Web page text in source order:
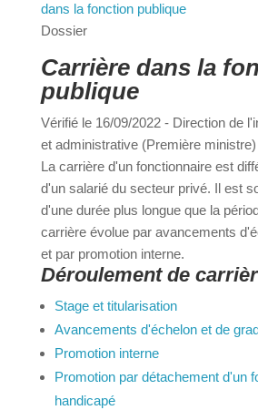
dans la fonction publique
Dossier
Carrière dans la
publique
Vérifié le 16/09/2022 - Direction
légale et administrative (Première
La carrière d'un fonctionnaire est
d'un salarié du secteur privé. Il est
stage d'une durée plus longue
d'essai. Sa carrière évolue par
d'échelon et de grade et par
Déroulement de
Stage et titularisation
Avancements d'échelon et de
Promotion interne
Promotion par détachement
handicapé